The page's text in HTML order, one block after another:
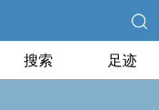
搜索 足迹